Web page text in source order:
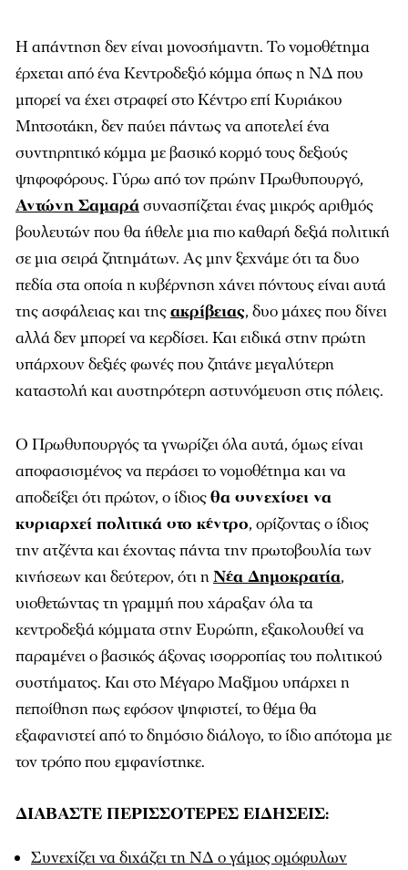
Η απάντηση δεν είναι μονοσήμαντη. Το νομοθέτημα
έρχεται από ένα Κεντροδεξιό κόμμα όπως η ΝΔ που
μπορεί να έχει στραφεί στο Κέντρο επί Κυριάκου
Μητσοτάκη, δεν παύει πάντως να αποτελεί ένα
συντηρητικό κόμμα με βασικό κορμό τους δεξιούς
ψηφοφόρους. Γύρω από τον πρώην Πρωθυπουργό,
Αντώνη Σαμαράσυνασπίζεται ένας μικρός αριθμός
βουλευτών που θα ήθελε μια πιο καθαρή δεξιά πολιτική
σε μια σειρά ζητημάτων. Ας μην ξεχνάμε ότι τα δυο
πεδία στα οποία η κυβέρνηση χάνει πόντους είναι αυτά
της ασφάλειας και τηςακρίβειας, δυο μάχες που δίνει
αλλά δεν μπορεί να κερδίσει. Και ειδικά στην πρώτη
υπάρχουν δεξιές φωνές που ζητάνε μεγαλύτερη
καταστολή και αυστηρότερη αστυνόμευση στις πόλεις.
Ο Πρωθυπουργός τα γνωρίζει όλα αυτά, όμως είναι
αποφασισμένος να περάσει το νομοθέτημα και να
αποδείξει ότι πρώτον, ο ίδιοςθα συνεχίσει να
κυριαρχεί πολιτικά στο κέντρο, ορίζοντας ο ίδιος
την ατζέντα και έχοντας πάντα την πρωτοβουλία των
κινήσεων και δεύτερον, ότι ηΝέα Δημοκρατία,
υιοθετώντας τη γραμμή που χάραξαν όλα τα
κεντροδεξιά κόμματα στην Ευρώπη, εξακολουθεί να
παραμένει ο βασικός άξονας ισορροπίας του πολιτικού
συστήματος. Και στο Μέγαρο Μαξίμου υπάρχει η
πεποίθηση πως εφόσον ψηφιστεί, το θέμα θα
εξαφανιστεί από το δημόσιο διάλογο, το ίδιο απότομα με
τον τρόπο που εμφανίστηκε.
ΔΙΑΒΑΣΤΕ ΠΕΡΙΣΣΟΤΕΡΕΣ ΕΙΔΗΣΕΙΣ:
Συνεχίζει να διχάζει τη ΝΔ ο γάμος ομόφυλων